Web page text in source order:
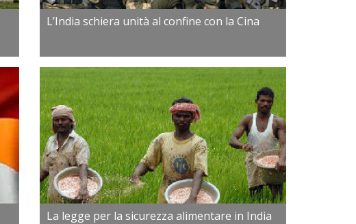
L’India schiera unità al confine con la Cina
La legge per la sicurezza alimentare in India